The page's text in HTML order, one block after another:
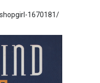
1670181/